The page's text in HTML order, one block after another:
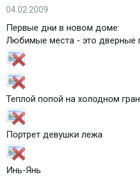
04.02.2009
Первые дни в новом доме:
Любимые места - это дверные
Теплой попой на холодном
Портрет девушки лежа
Инь-Янь